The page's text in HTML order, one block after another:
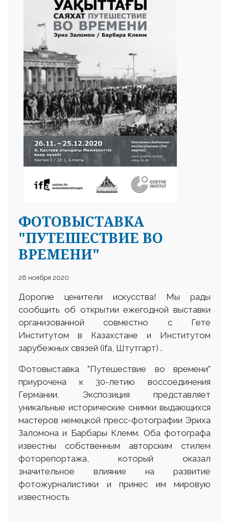
ФОТОВЫСТАВКА
"ПУТЕШЕСТВИЕ ВО
ВРЕМЕНИ"
26 ноября 2020
Дорогие ценители искусства! Мы рады
сообщить об открытии ежегодной выставки
организованной совместно с Гете
Институтом в Казахстане и Институтом
зарубежных связей (ifa, Штутгарт) .
Фотовыставка "Путешествие во времени"
приурочена к 30-летию воссоединения
Германии. Экспозиция представляет
уникальные исторические снимки выдающихся
мастеров немецкой пресс-фотографии Эриха
Заломона и Барбары Клемм. Оба фотографа
известны собственным авторским стилем
фоторепортажа, который оказал
значительное влияние на развитие
фотожурналистики и принес им мировую
известность